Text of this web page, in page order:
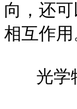
向，还
相互作用
光学特